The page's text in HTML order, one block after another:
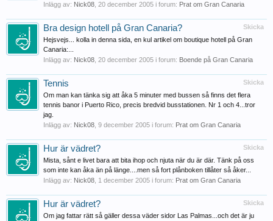
Inlägg av: Nick08 20 december 2005 i forum: Prat om Gran Canaria
Skicka
Bra design hotell på Gran Canaria?
Hejsvejs... kolla in denna sida, en kul artikel om boutique hotell på Gran
Canaria:...
Inlägg av: Nick08 20 december 2005 i forum: Boende på Gran Canaria
Skicka
Tennis
Om man kan tänka sig att åka 5 minuter med bussen så finns det flera
tennis banor i Puerto Rico, precis bredvid busstationen. Nr 1 och 4...tror
jag.
Inlägg av: Nick08 9 december 2005 i forum: Prat om Gran Canaria
Skicka
Hur är vädret?
Mista, sånt e livet bara att bita ihop och njuta när du är där. Tänk på oss
som inte kan åka än på länge....men så fort plånboken tillåter så åker...
Inlägg av: Nick08 1 december 2005 i forum: Prat om Gran Canaria
Skicka
Hur är vädret?
Om jag fattar rätt så gäller dessa väder sidor Las Palmas...och det är ju